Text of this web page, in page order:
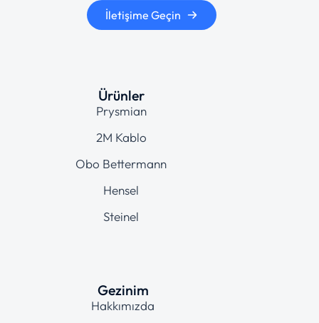
İletişime Geçin
Ürünler
Prysmian
2M Kablo
Obo Bettermann
Hensel
Steinel
Gezinim
Hakkımızda